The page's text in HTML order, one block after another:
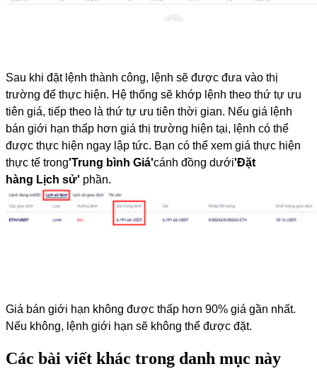
Sau khi đặt lệnh thành công, lệnh sẽ được đưa vào thị
trường để thực hiện. Hệ thống sẽ khớp lệnh theo thứ tự ưu
tiên giá, tiếp theo là thứ tự ưu tiên thời gian. Nếu giá lệnh
bán giới hạn thấp hơn giá thị trường hiện tại, lệnh có thể
được thực hiện ngay lập tức. Bạn có thể xem giá thực hiện
thực tế trong'Trung bình Giá'cánh đồng dưới'Đặt
hàng Lịch sử' phần.
Giá bán giới hạn không được thấp hơn 90% giá gần nhất.
Nếu không, lệnh giới hạn sẽ không thể được đặt.
Các bài viết khác trong danh mục này